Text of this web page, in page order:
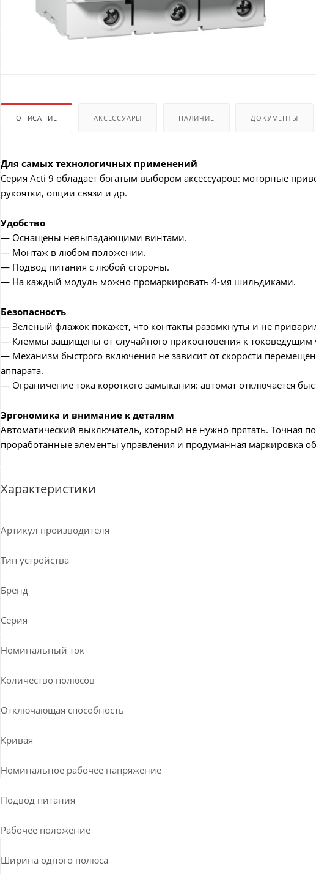
ОПИСАНИЕ АКСЕССУАРЫ НАЛИЧИЕ ДОКУМЕНТЫ
Для самых технологичных применений
Серия Acti 9 обладает богатым выбором аксессуаров: моторные
рукоятки, опции связи и др.
Удобство
— Оснащены невыпадающими винтами.
— Монтаж в любом положении.
— Подвод питания с любой стороны.
— На каждый модуль можно промаркировать 4-мя шильдиками.
Безопасность
— Зеленый флажок покажет, что контакты разомкнуты и не
— Клеммы защищены от случайного прикосновения к токоведущим
— Механизм быстрого включения не зависит от скорости
аппарата.
— Ограничение тока короткого замыкания: автомат отключается
Эргономика и внимание к деталям
Автоматический выключатель, который не нужно прятать. Точная
проработанные элементы управления и продуманная маркировка
Характеристики
Артикул производителя
Тип устройства
Бренд
Серия
Номинальный ток
Количество полюсов
Отключающая способность
Кривая
Номинальное рабочее напряжение
Подвод питания
Рабочее положение
Ширина одного полюса